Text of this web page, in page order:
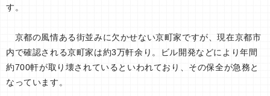
す。
京都の風情ある街並みに欠かせない京町家ですが、現在京都市
内で確認される京町家は約3万軒余り。ビル開発などにより年間
約700軒が取り壊されているといわれており、その保全が急務と
なっています。